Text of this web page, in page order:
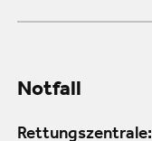
Notfall
Rettungszentrale: